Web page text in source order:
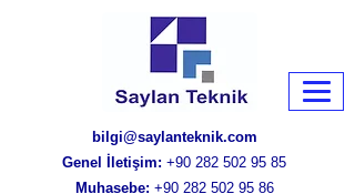
bilgi@saylanteknik.com
Genel İletişim: +90 282 502 95 85
Muhasebe: +90 282 502 95 86